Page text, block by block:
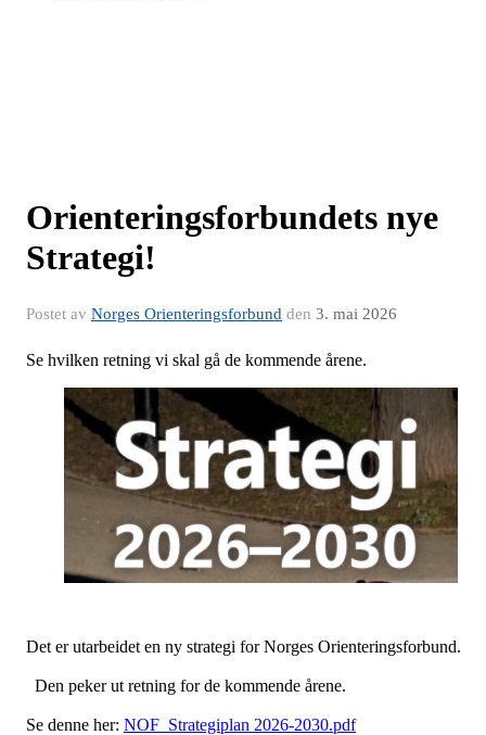
Orienteringsforbundets nye
Strategi!
Postet av Norges Orienteringsforbund den 3. mai 2026
Se hvilken retning vi skal gå de kommende årene.
Det er utarbeidet en ny strategi for Norges Orienteringsforbund.
Den peker ut retning for de kommende årene.
Se denne her: NOF_Strategiplan 2026-2030.pdf